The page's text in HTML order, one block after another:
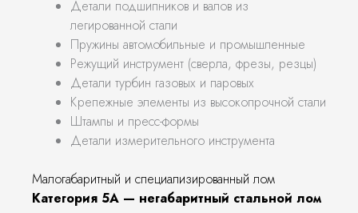
Детали подшипников и валов из
легированной стали
Пружины автомобильные и промышленные
Режущий инструмент (сверла, фрезы, резцы)
Детали турбин газовых и паровых
Крепежные элементы из высокопрочной стали
Штампы и пресс-формы
Детали измерительного инструмента
Малогабаритный и специализированный лом
Категория 5А — негабаритный стальной лом